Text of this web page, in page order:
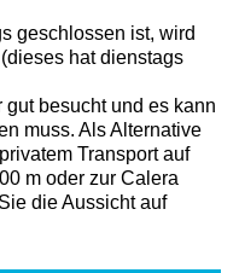
geschlossen ist, wird
hat dienstags
besucht und es kann
muss. Als Alternative
Transport auf
m oder zur Calera
die Aussicht auf